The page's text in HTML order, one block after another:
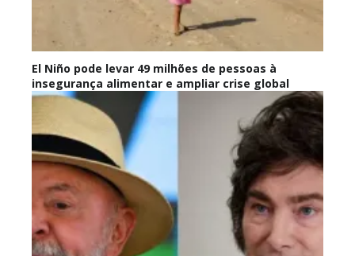
El Niño pode levar 49 milhões de pessoas à
insegurança alimentar e ampliar crise global